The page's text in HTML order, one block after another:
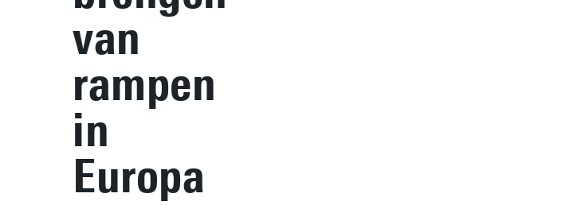
van
rampen
in
Europa